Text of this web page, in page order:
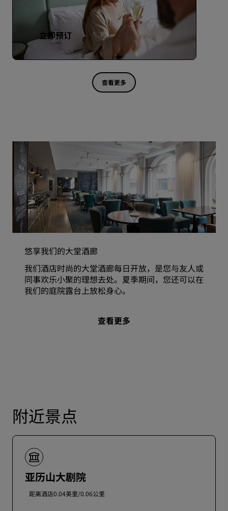
立即预订
查看更多
悠享我们的大堂酒廊
我们酒店时尚的大堂酒廊每日开放，是您与友人或
同事欢乐小聚的理想去处。夏季期间，您还可以在
我们的庭院露台上放松身心。
查看更多
附近景点
亚历山大剧院
距离酒店0.04英里/0.06公里